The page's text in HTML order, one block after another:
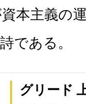
本主義の
である。
グリード